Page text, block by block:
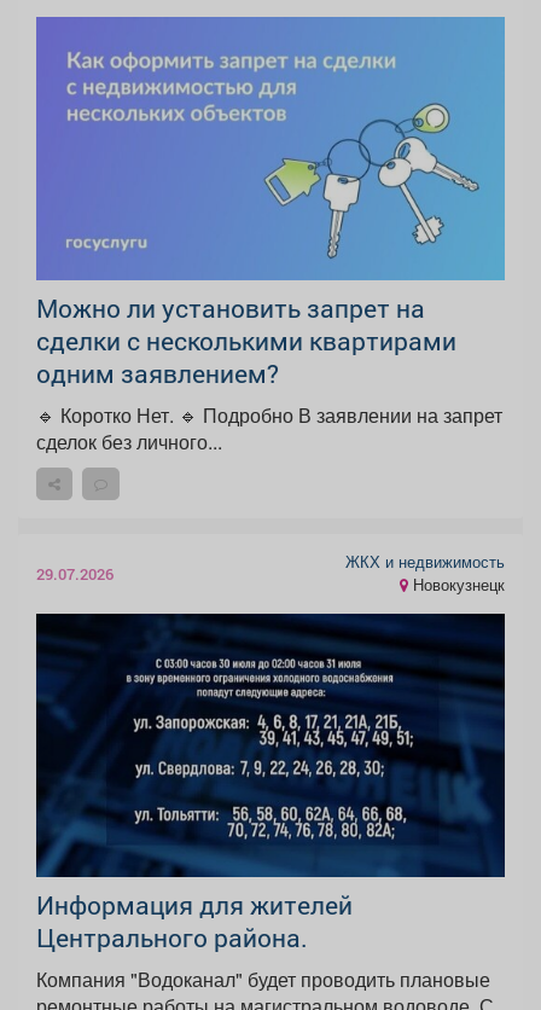
Можно ли установить запрет на
сделки с несколькими квартирами
одним заявлением?
🔹 Коротко Нет. 🔹 Подробно В заявлении на запрет
сделок без личного...
29.07.2026
ЖКХ и недвижимость
Новокузнецк
Информация для жителей
Центрального района.
Компания "Водоканал" будет проводить плановые